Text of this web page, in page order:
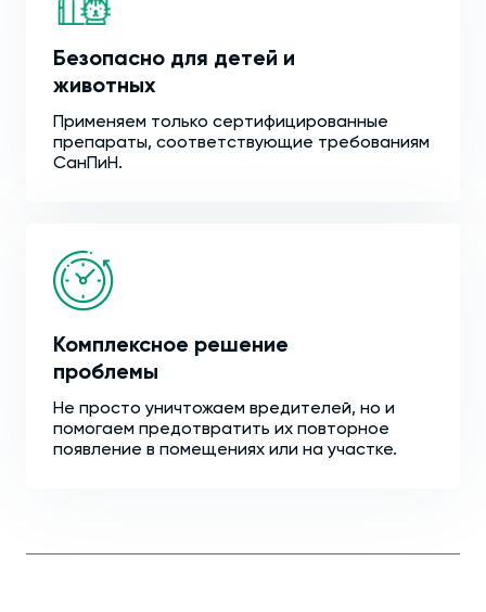
Безопасно для детей и
животных
Применяем только сертифицированные
препараты, соответствующие требованиям
СанПиН.
Комплексное решение
проблемы
Не просто уничтожаем вредителей, но и
помогаем предотвратить их повторное
появление в помещениях или на участке.